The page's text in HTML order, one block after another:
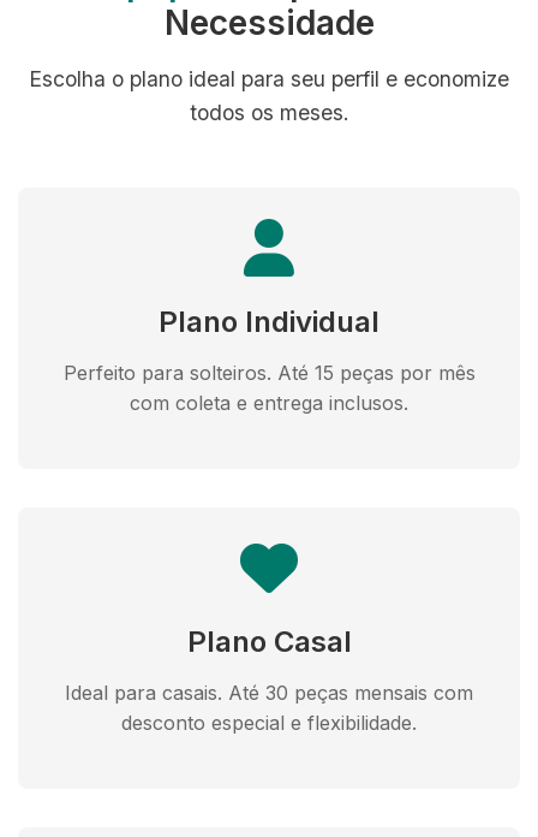
Necessidade
Escolha o plano ideal para seu perfil e economize
todos os meses.
Plano Individual
Perfeito para solteiros. Até 15 peças por mês
com coleta e entrega inclusos.
Plano Casal
Ideal para casais. Até 30 peças mensais com
desconto especial e flexibilidade.